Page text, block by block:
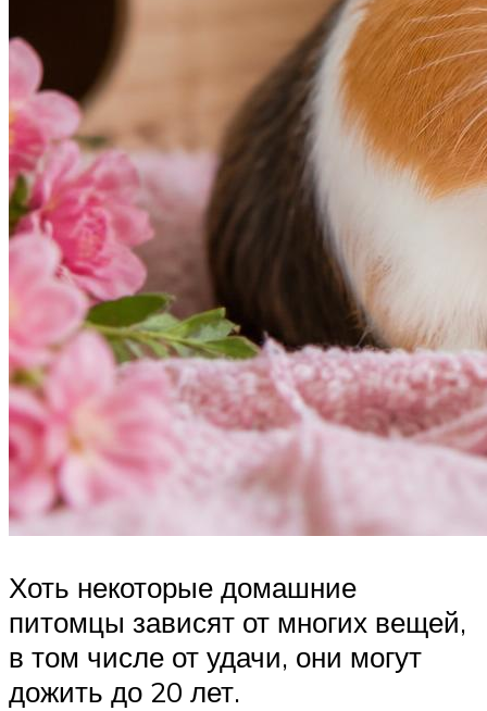
Хоть некоторые домашние
питомцы зависят от многих вещей,
в том числе от удачи, они могут
дожить до 20 лет.